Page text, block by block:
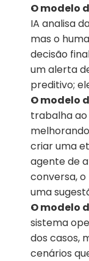
O modelo
IA analisa
mas o
decisão
um alerta
preditivo;
O modelo
trabalha
criar uma
agente de
conversa,
uma
O modelo
sistema
dos casos,
cenários